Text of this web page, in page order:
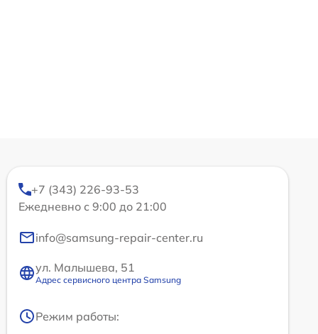
+7 (343) 226-93-53
Ежедневно с 9:00 до 21:00
info@samsung-repair-center.ru
ул. Малышева, 51
Адрес сервисного центра Samsung
Режим работы: